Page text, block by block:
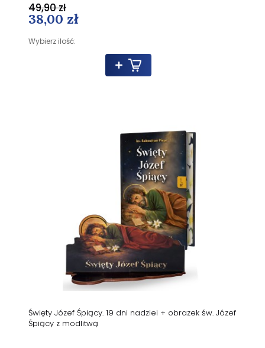
38,00 zł
Wybierz ilość:
49,90 zł
Święty Józef Śpiący. 19 dni nadziei + obrazek św. Józef
Śpiący z modlitwą